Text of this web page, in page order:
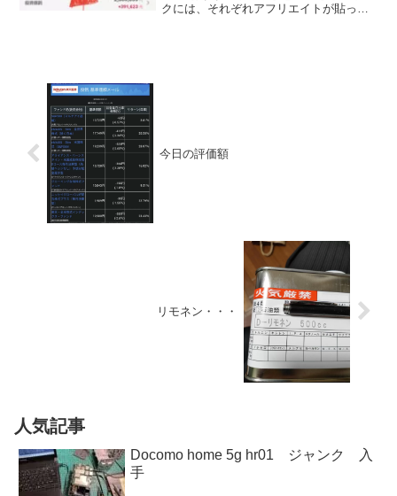
クには、それぞれアフリエイトが貼って
今日の評価額
リモネン・・・
人気記事
Docomo home 5g hr01 ジャンク 入
手